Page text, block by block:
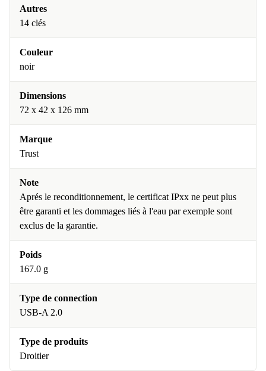
Autres
14 clés
Couleur
noir
Dimensions
72 x 42 x 126 mm
Marque
Trust
Note
Aprés le reconditionnement, le certificat IPxx ne peut plus
être garanti et les dommages liés à l'eau par exemple sont
exclus de la garantie.
Poids
167.0 g
Type de connection
USB-A 2.0
Type de produits
Droitier